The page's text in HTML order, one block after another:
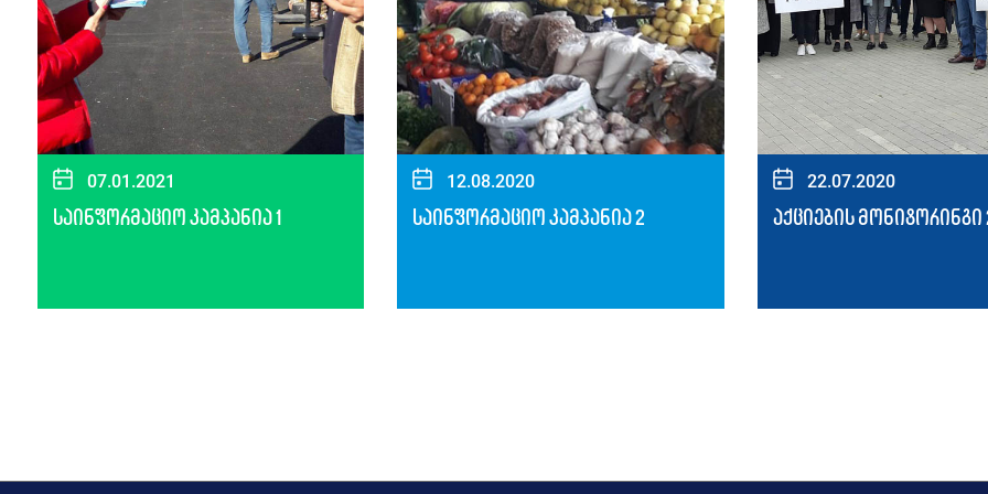
07.01.2021
საინფორმაციო კამპანია 1
12.08.2020
საინფორმაციო კამპანია 2
22.07.2020
აქციების მონიტორინგი